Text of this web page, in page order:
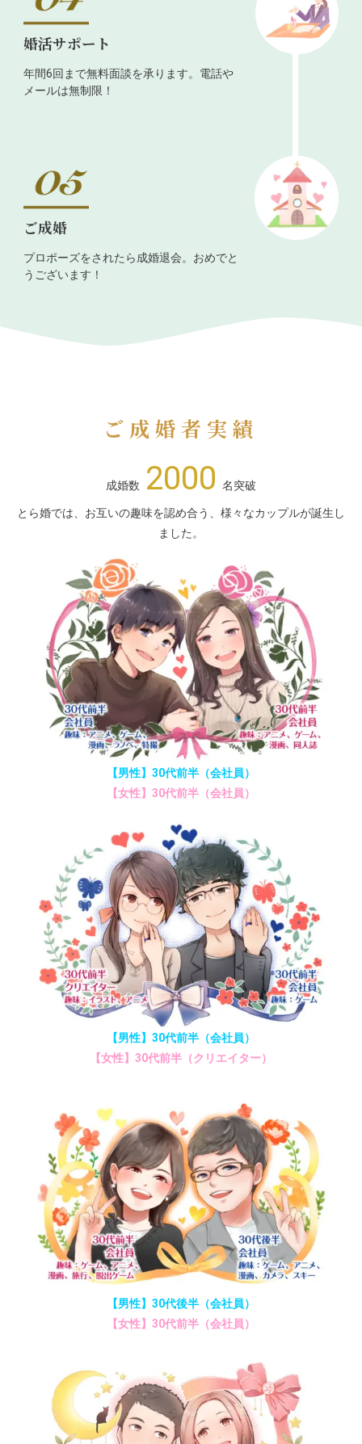
婚活サポート
年間6回まで無料面談を承ります。電話や
メールは無制限！
ご成婚
プロポーズをされたら成婚退会。おめでと
うございます！
ご成婚者実績
成婚数 2000 名突破
とら婚では、お互いの趣味を認め合う、様々なカップルが誕生し
ました。
【男性】30代前半（会社員）
【女性】30代前半（会社員）
【男性】30代前半（会社員）
【女性】30代前半（クリエイター）
【男性】30代後半（会社員）
【女性】30代前半（会社員）